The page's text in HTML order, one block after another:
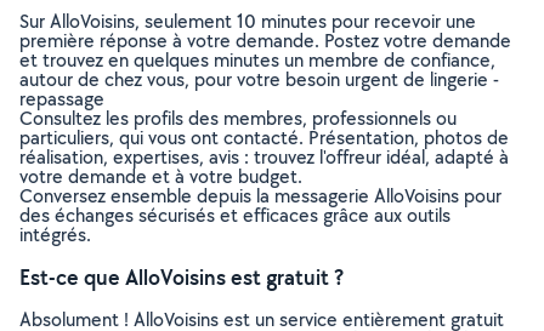
Sur AlloVoisins, seulement 10 minutes pour recevoir une
première réponse à votre demande. Postez votre demande
et trouvez en quelques minutes un membre de confiance,
autour de chez vous, pour votre besoin urgent de lingerie -
repassage
Consultez les profils des membres, professionnels ou
particuliers, qui vous ont contacté. Présentation, photos de
réalisation, expertises, avis : trouvez l'offreur idéal, adapté à
votre demande et à votre budget.
Conversez ensemble depuis la messagerie AlloVoisins pour
des échanges sécurisés et efficaces grâce aux outils
intégrés.
Est-ce que AlloVoisins est gratuit ?
Absolument ! AlloVoisins est un service entièrement gratuit